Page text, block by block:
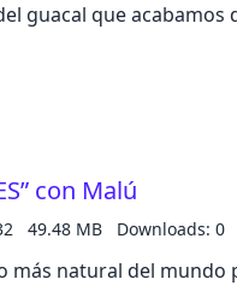
guacal que acabamos
de la Generación Z o
pasarlo… ¿dabuti? No te
QUE YO LA VEA” en
más beneficios.
al final de
con Malú
49.48 MB Downloads: 0
más natural del mundo